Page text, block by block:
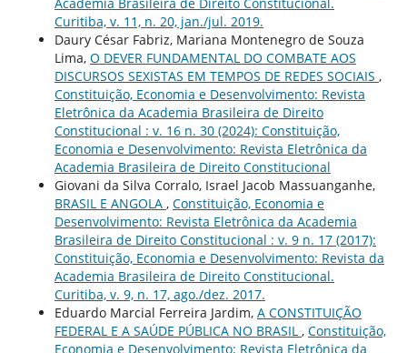
Curitiba, v. 11, n. 20, jan./jul. 2019.
Daury César Fabriz, Mariana Montenegro de Souza
Lima, O DEVER FUNDAMENTAL DO COMBATE AOS
DISCURSOS SEXISTAS EM TEMPOS DE REDES SOCIAIS ,
Constituição, Economia e Desenvolvimento: Revista
Eletrônica da Academia Brasileira de Direito
Constitucional : v. 16 n. 30 (2024): Constituição,
Economia e Desenvolvimento: Revista Eletrônica da
Academia Brasileira de Direito Constitucional
Giovani da Silva Corralo, Israel Jacob Massuanganhe,
BRASIL E ANGOLA , Constituição, Economia e
Desenvolvimento: Revista Eletrônica da Academia
Brasileira de Direito Constitucional : v. 9 n. 17 (2017):
Constituição, Economia e Desenvolvimento: Revista da
Academia Brasileira de Direito Constitucional.
Curitiba, v. 9, n. 17, ago./dez. 2017.
Eduardo Marcial Ferreira Jardim, A CONSTITUIÇÃO
FEDERAL E A SAÚDE PÚBLICA NO BRASIL , Constituição,
Economia e Desenvolvimento: Revista Eletrônica da